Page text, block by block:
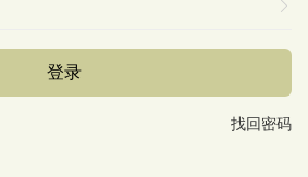
登录
找回密码